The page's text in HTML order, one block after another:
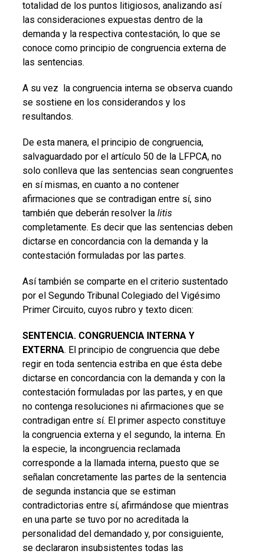
totalidad de los puntos litigiosos, analizando así
las consideraciones expuestas dentro de la
demanda y la respectiva contestación, lo que se
conoce como principio de congruencia externa de
las sentencias.
A su vez la congruencia interna se observa cuando
se sostiene en los considerandos y los
resultandos.
De esta manera, el principio de congruencia,
salvaguardado por el artículo 50 de la LFPCA, no
solo conlleva que las sentencias sean congruentes
en sí mismas, en cuanto a no contener
afirmaciones que se contradigan entre sí, sino
también que deberán resolver la litis
completamente. Es decir que las sentencias deben
dictarse en concordancia con la demanda y la
contestación formuladas por las partes.
Así también se comparte en el criterio sustentado
por el Segundo Tribunal Colegiado del Vigésimo
Primer Circuito, cuyos rubro y texto dicen:
SENTENCIA. CONGRUENCIA INTERNA Y
EXTERNA. El principio de congruencia que debe
regir en toda sentencia estriba en que ésta debe
dictarse en concordancia con la demanda y con la
contestación formuladas por las partes, y en que
no contenga resoluciones ni afirmaciones que se
contradigan entre sí. El primer aspecto constituye
la congruencia externa y el segundo, la interna. En
la especie, la incongruencia reclamada
corresponde a la llamada interna, puesto que se
señalan concretamente las partes de la sentencia
de segunda instancia que se estiman
contradictorias entre sí, afirmándose que mientras
en una parte se tuvo por no acreditada la
personalidad del demandado y, por consiguiente,
se declararon insubsistentes todas las